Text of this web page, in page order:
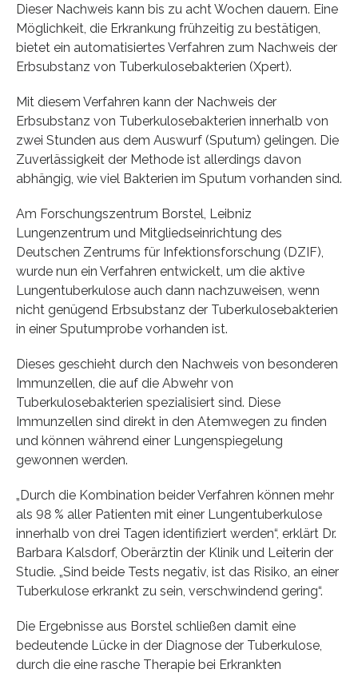
Dieser Nachweis kann bis zu acht Wochen dauern. Eine
Möglichkeit, die Erkrankung frühzeitig zu bestätigen,
bietet ein automatisiertes Verfahren zum Nachweis der
Erbsubstanz von Tuberkulosebakterien (Xpert).
Mit diesem Verfahren kann der Nachweis der
Erbsubstanz von Tuberkulosebakterien innerhalb von
zwei Stunden aus dem Auswurf (Sputum) gelingen. Die
Zuverlässigkeit der Methode ist allerdings davon
abhängig, wie viel Bakterien im Sputum vorhanden sind.
Am Forschungszentrum Borstel, Leibniz
Lungenzentrum und Mitgliedseinrichtung des
Deutschen Zentrums für Infektionsforschung (DZIF),
wurde nun ein Verfahren entwickelt, um die aktive
Lungentuberkulose auch dann nachzuweisen, wenn
nicht genügend Erbsubstanz der Tuberkulosebakterien
in einer Sputumprobe vorhanden ist.
Dieses geschieht durch den Nachweis von besonderen
Immunzellen, die auf die Abwehr von
Tuberkulosebakterien spezialisiert sind. Diese
Immunzellen sind direkt in den Atemwegen zu finden
und können während einer Lungenspiegelung
gewonnen werden.
„Durch die Kombination beider Verfahren können mehr
als 98 % aller Patienten mit einer Lungentuberkulose
innerhalb von drei Tagen identifiziert werden“, erklärt Dr.
Barbara Kalsdorf, Oberärztin der Klinik und Leiterin der
Studie. „Sind beide Tests negativ, ist das Risiko, an einer
Tuberkulose erkrankt zu sein, verschwindend gering“.
Die Ergebnisse aus Borstel schließen damit eine
bedeutende Lücke in der Diagnose der Tuberkulose,
durch die eine rasche Therapie bei Erkrankten